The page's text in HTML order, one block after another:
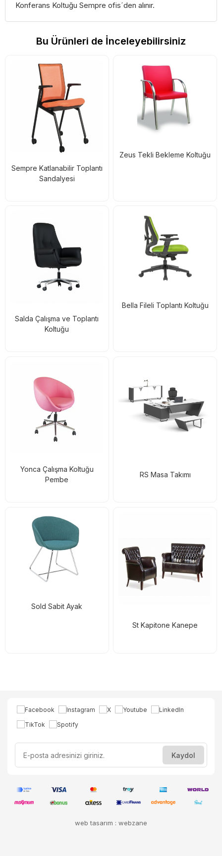
Konferans Koltuğu Sempre ofis´den alınır.
Bu Ürünleri de İnceleyebilirsiniz
Sempre Katlanabilir Toplantı
Sandalyesi
Zeus Tekli Bekleme Koltuğu
Salda Çalışma ve Toplantı
Koltuğu
Bella Fileli Toplantı Koltuğu
Yonca Çalışma Koltuğu
Pembe
RS Masa Takımı
Sold Sabit Ayak
St Kapitone Kanepe
web tasarım : webzane